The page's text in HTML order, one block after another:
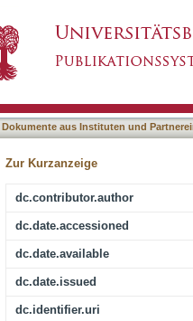
Dokumente aus Instituten und
Zur Kurzanzeige
dc.contributor.author
dc.date.accessioned
dc.date.available
dc.date.issued
dc.identifier.uri